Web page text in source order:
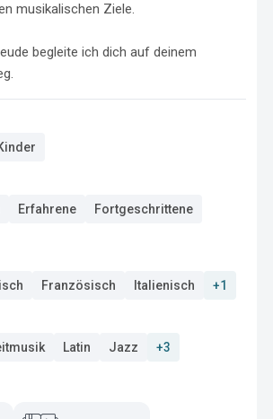
musikalischen Ziele.
begleite ich dich auf deinem
Erfahrene
Fortgeschrittene
Französisch Italienisch +1
Latin Jazz +3